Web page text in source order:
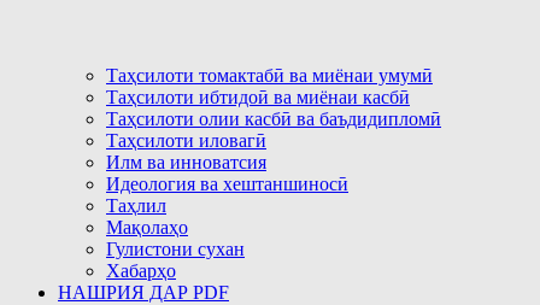
Таҳсилоти томактабӣ ва миёнаи умумӣ
Таҳсилоти ибтидоӣ ва миёнаи касбӣ
Таҳсилоти олии касбӣ ва баъдидипломӣ
Таҳсилоти иловагӣ
Илм ва инноватсия
Идеология ва хештаншиносӣ
Таҳлил
Мақолаҳо
Гулистони сухан
Хабарҳо
НАШРИЯ ДАР PDF